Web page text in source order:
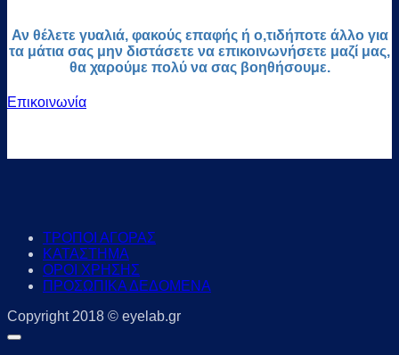
Αν θέλετε γυαλιά, φακούς επαφής ή ο,τιδήποτε άλλο για
τα μάτια σας μην διστάσετε να επικοινωνήσετε μαζί μας,
θα χαρούμε πολύ να σας βοηθήσουμε.
Επικοινωνία
ΤΡΟΠΟΙ ΑΓΟΡΑΣ
ΚΑΤΑΣΤΗΜΑ
ΟΡΟΙ ΧΡΗΣΗΣ
ΠΡΟΣΩΠΙΚΑ ΔΕΔΟΜΕΝΑ
Copyright 2018 © eyelab.gr